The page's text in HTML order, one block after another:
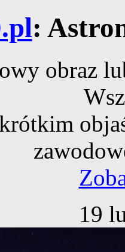
:
obraz
19